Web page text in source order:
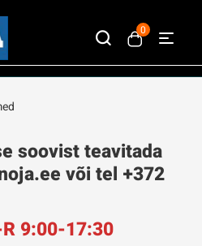
0
soovist teavitada
või tel +372
9:00-17:30